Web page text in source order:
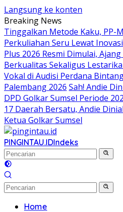
Langsung ke konten
Breaking News
Tinggalkan Metode Kaku, PP-
Perkuliahan Seru Lewat Inovasi
Plus 2026 Resmi Dimulai,
Berkualitas Sekaligus
Vokal di Audisi Perdana
Palembang 2026 Sah! Andie
DPD Golkar Sumsel Periode
17 Daerah Bersatu, Andie
Ketua Golkar Sumsel
PINGINTAU.IDIndeks
Home